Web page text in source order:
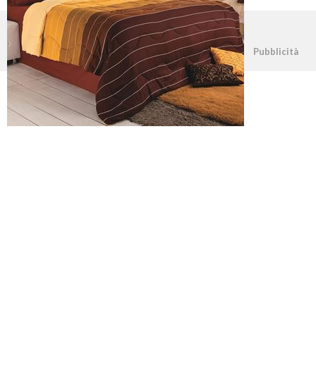
©2026 - casapratica.net - p.iva 03338800984 Pubblicità